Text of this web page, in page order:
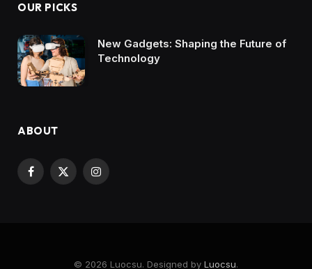
OUR PICKS
New Gadgets: Shaping the Future of
Technology
ABOUT
Facebook
X
Instagram
© 2026 Luocsu. Designed by Luocsu.